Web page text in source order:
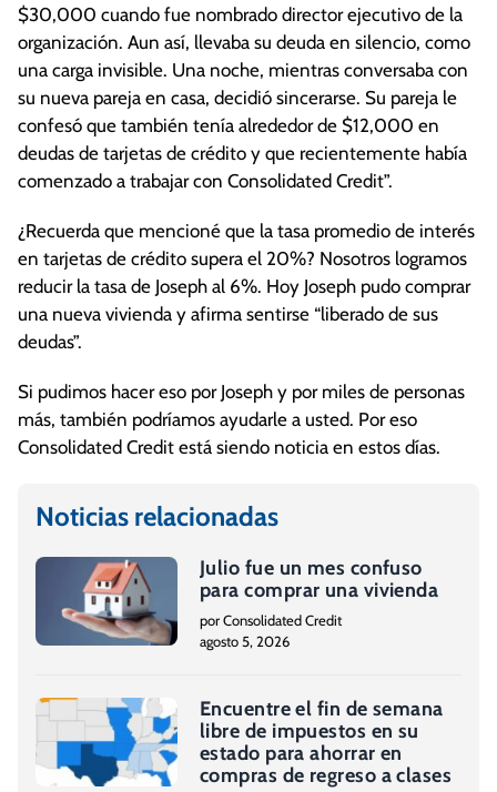
$30,000 cuando fue nombrado director ejecutivo de la
organización. Aun así, llevaba su deuda en silencio, como
una carga invisible. Una noche, mientras conversaba con
su nueva pareja en casa, decidió sincerarse. Su pareja le
confesó que también tenía alrededor de $12,000 en
deudas de tarjetas de crédito y que recientemente había
comenzado a trabajar con Consolidated Credit”.
¿Recuerda que mencioné que la tasa promedio de interés
en tarjetas de crédito supera el 20%? Nosotros logramos
reducir la tasa de Joseph al 6%. Hoy Joseph pudo comprar
una nueva vivienda y afirma sentirse “liberado de sus
deudas”.
Si pudimos hacer eso por Joseph y por miles de personas
más, también podríamos ayudarle a usted. Por eso
Consolidated Credit está siendo noticia en estos días.
Noticias relacionadas
Julio fue un mes confuso
para comprar una vivienda
por Consolidated Credit
agosto 5, 2026
Encuentre el fin de semana
libre de impuestos en su
estado para ahorrar en
compras de regreso a clases